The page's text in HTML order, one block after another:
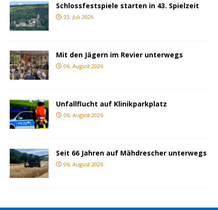
Schlossfestspiele starten in 43. Spielzeit
23. Juli 2026
Mit den Jägern im Revier unterwegs
06. August 2026
Unfallflucht auf Klinikparkplatz
06. August 2026
Seit 66 Jahren auf Mähdrescher unterwegs
06. August 2026